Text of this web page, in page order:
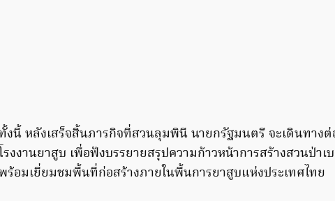
งนี้ หลังเสร็จสิ้นภารกิจที่สวนลุมพินี นายกรัฐมนตรี จะเดินทางต่
โรงงานยาสูบ เพื่อฟังบรรยายสรุปความก้าวหน้าการสร้างสวนป่า
ร้อมเยี่ยมชมพื้นที่ก่อสร้างภายในพื้นการยาสูบแห่งประเทศไทย